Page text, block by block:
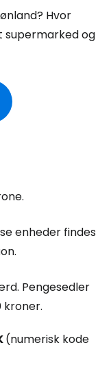
Hvor
supermarked og
enheder findes
Pengesedler
kroner.
(numerisk kode